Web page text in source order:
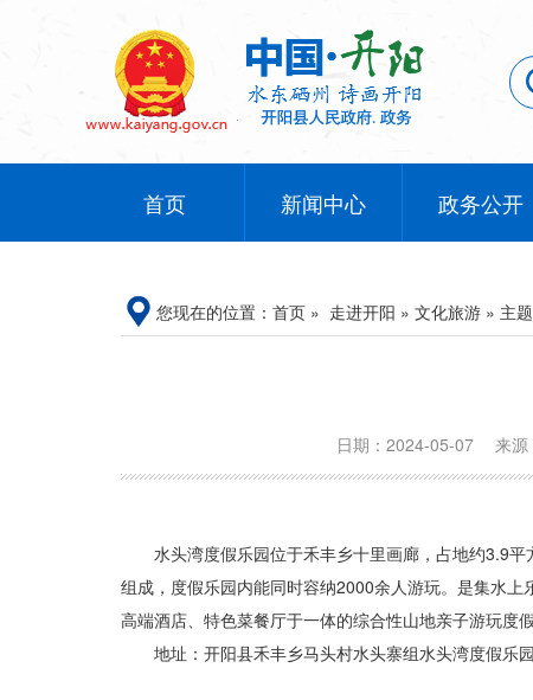
首页 新闻中心 政务公开
您现在的位置： 首页 » 走进开阳 » 文化旅游 » 主
日期：2024-05-07 来
水头湾度假乐园位于禾丰乡十里画廊，占地约3.9
组成，度假乐园内能同时容纳2000余人游玩。是集水上
高端酒店、特色菜餐厅于一体的综合性山地亲子游玩度假
地址：开阳县禾丰乡马头村水头寨组水头湾度假乐园